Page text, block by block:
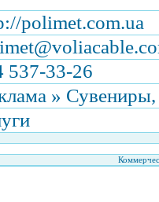
polimet.com.ua
537-33-26
» Сувениры,